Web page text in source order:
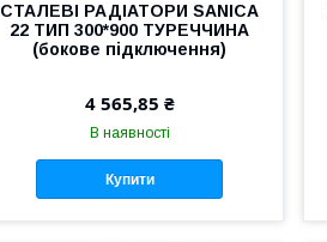
СТАЛЕВІ РАДІАТОРИ SANICA
22 ТИП 300*900 ТУРЕЧЧИНА
(бокове підключення)
4 565,85 ₴
В наявності
Купити